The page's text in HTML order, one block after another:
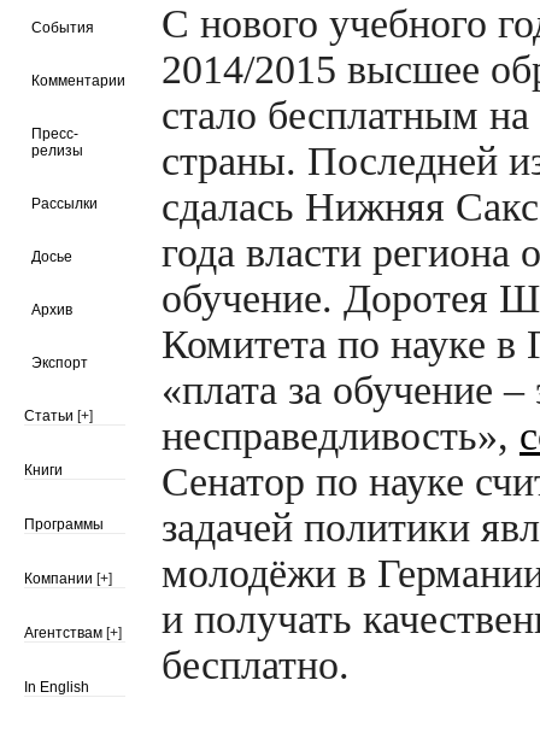
События
Комментарии
Пресс-
релизы
Рассылки
Досье
Архив
Экспорт
Статьи [+]
Книги
Программы
Компании [+]
Агентствам [+]
In English
С нового учебного
2014/2015 высшее
стало бесплатным
страны. Последней
сдалась Нижняя
года власти региона
обучение. Доротея
Комитета по науке в
«плата за обучение
несправедливость»,
Сенатор по науке
задачей политики
молодёжи в
и получать
бесплатно.